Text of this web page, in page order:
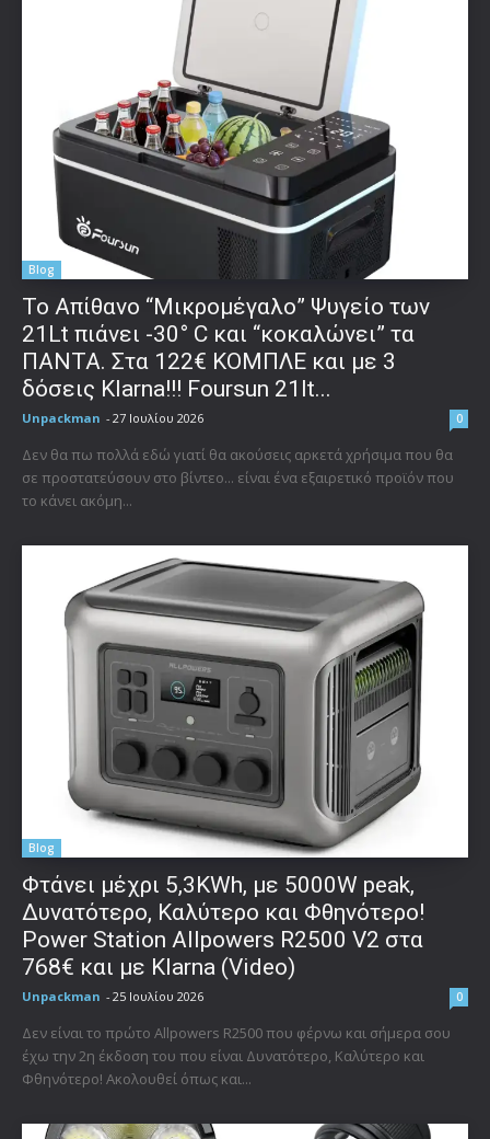
Blog
Το Απίθανο “Μικρομέγαλο” Ψυγείο των
21Lt πιάνει -30° C και “κοκαλώνει” τα
ΠΑΝΤΑ. Στα 122€ ΚΟΜΠΛΕ και με 3
δόσεις Klarna!!! Foursun 21lt...
Unpackman - 27 Ιουλίου 2026 0
Δεν θα πω πολλά εδώ γιατί θα ακούσεις αρκετά χρήσιμα που θα
σε προστατεύσουν στο βίντεο... είναι ένα εξαιρετικό προϊόν που
το κάνει ακόμη...
Blog
Φτάνει μέχρι 5,3KWh, με 5000W peak,
Δυνατότερο, Καλύτερο και Φθηνότερο!
Power Station Allpowers R2500 V2 στα
768€ και με Klarna (Video)
Unpackman - 25 Ιουλίου 2026 0
Δεν είναι το πρώτο Allpowers R2500 που φέρνω και σήμερα σου
έχω την 2η έκδοση του που είναι Δυνατότερο, Καλύτερο και
Φθηνότερο! Ακολουθεί όπως και...